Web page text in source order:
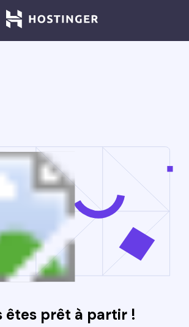
êtes prêt à partir !